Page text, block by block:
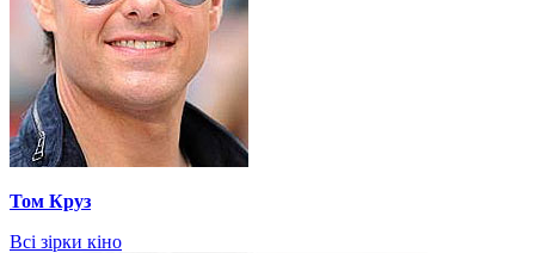
Том Круз
Всі зірки кіно